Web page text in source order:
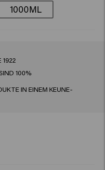
1000ML
1922
100%
IN EINEM KEUNE-